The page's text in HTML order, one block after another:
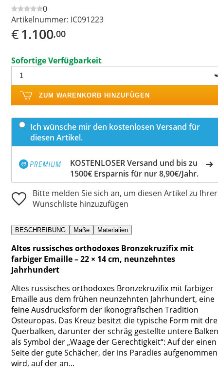
0
Artikelnummer: IC091223
€1.100,00
Sofortige Verfügbarkeit
ZUM WARENKORB HINZUFÜGEN
Ich wünsche mir den kostenlosen Versand für
diesen Artikel.
KOSTENLOSER Versand und bis zu
1500€ Ersparnis für nur 8,90€/Jahr.
Bitte melden Sie sich an, um diesen Artikel zu Ihrer
Wunschliste hinzuzufügen
BESCHREIBUNG Maße Materialien
Altes russisches orthodoxes Bronzekruzifix mit
farbiger Emaille – 22 × 14 cm, neunzehntes
Jahrhundert
Altes russisches orthodoxes Bronzekruzifix mit farbiger
Emaille aus dem frühen neunzehnten Jahrhundert, eine
feine Ausdrucksform der ikonografischen Tradition
Osteuropas. Das Kreuz besitzt die typische Form mit
Querbalken, darunter der schräg gestellte untere Balken
als Symbol der „Waage der Gerechtigkeit“: Auf der einen
Seite der gute Schächer, der ins Paradies aufgenommen
wird, auf der an...